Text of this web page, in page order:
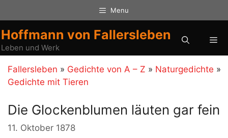
Inhalt
springen
Menu
Hoffmann von Fallersleben
Leben und Werk
Fallersleben » Gedichte von A – Z » Naturgedichte »
Gedichte mit Tieren
Die Glockenblumen läuten gar fein
11. Oktober 1878